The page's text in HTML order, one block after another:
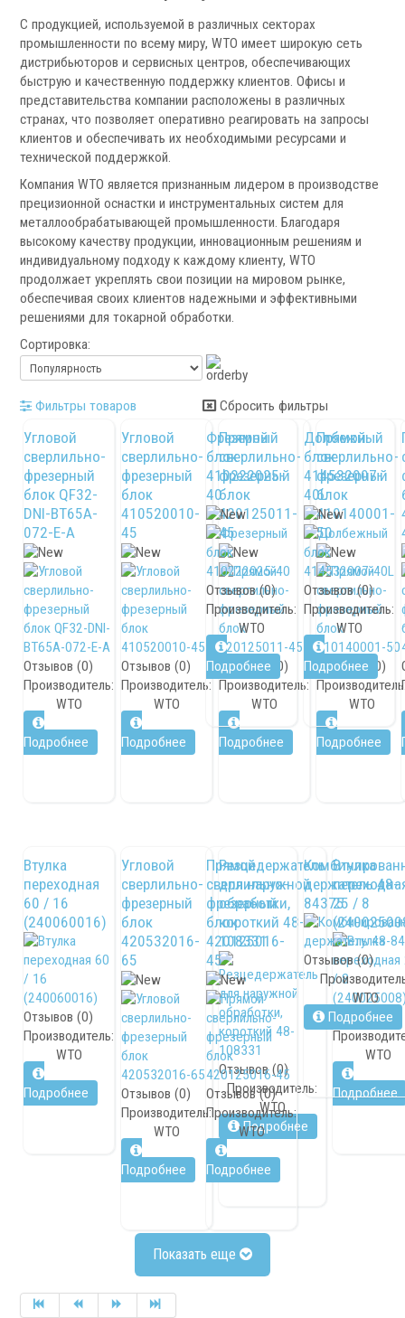
Ротационные соединения для воды
Ротационные соединения для СОЖ
Ротационные соединения для воздуха
Ротационные соединения для масла
Ротационные соединения для гидравлики
Сервис станков
Сервисное обслуживание станков
Диагностика неисправностей станков
Выполненные проекты
Логистика
Контакты
Заявка
С продукцией, используемой в различных секторах
промышленности по всему миру, WTO имеет широкую сеть
дистрибьюторов и сервисных центров, обеспечивающих
быструю и качественную поддержку клиентов. Офисы и
представительства компании расположены в различных
странах, что позволяет оперативно реагировать на запросы
клиентов и обеспечивать их необходимыми ресурсами и
технической поддержкой.
Компания WTO является признанным лидером в производстве
прецизионной оснастки и инструментальных систем для
металлообрабатывающей промышленности. Благодаря
высокому качеству продукции, инновационным решениям и
индивидуальному подходу к каждому клиенту, WTO
продолжает укреплять свои позиции на мировом рынке,
обеспечивая своих клиентов надежными и эффективными
решениями для токарной обработки.
Сортировка:
Фильтры товаров Сбросить фильтры
Угловой
сверлильно-
фрезерный
блок QF32-
DNI-BT65A-
072-E-A
Отзывов (0)
Производитель:
WTO
Подробнее
Угловой
сверлильно-
фрезерный
блок
410520010-
45
Отзывов (0)
Производитель:
WTO
Подробнее
Прямой
сверлильно-
фрезерный
блок
420125011-
45
Отзывов (0)
Производитель:
WTO
Подробнее
Прямой
сверлильно-
фрезерный
блок
410140001-
50
Отзывов (0)
WTO
Подробнее
Фрезерный
блок
410222025-
40
Отзывов (0)
Производитель:
WTO
Подробнее
Долбежный
блок
414532007-
40L
Отзывов (0)
Производитель:
WTO
Подробнее
Втулка
переходная
60 / 16
(240060016)
Отзывов (0)
Производитель:
WTO
Подробнее
Угловой
сверлильно-
фрезерный
блок
420532016-
65
Отзывов (0)
Производитель:
WTO
Подробнее
Резцедержатель
для наружной
обработки,
короткий 48-
108331
Отзывов (0)
Производитель:
WTO
Подробнее
Втулка
25 / 8
Отзывов (0)
WTO
Подробнее
Прямой
сверлильно-
фрезерный
блок
420125016-
45
Отзывов (0)
Производитель:
WTO
Подробнее
держатель 48-
84375
Отзывов (0)
WTO
Подробнее
Показать еще